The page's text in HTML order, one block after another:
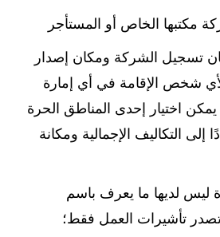
مكتبها الخاص أو المستأجر
تسجيل الشركة ومكان إصدار
شخص الإقامة في أي إمارة
اختيار إحدى المناطق الحرة
التكاليف الإجمالية ومكانة
ليس لديها ما يعرف باسم
تأشيرات العمل فقط؛